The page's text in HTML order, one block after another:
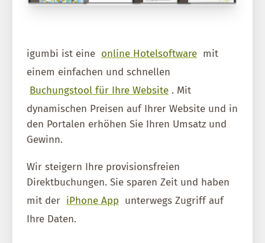
igumbi ist eine online Hotelsoftware mit
einem einfachen und schnellen
Buchungstool für Ihre Website . Mit
dynamischen Preisen auf Ihrer Website und in
den Portalen erhöhen Sie Ihren Umsatz und
Gewinn.
Wir steigern Ihre provisionsfreien
Direktbuchungen. Sie sparen Zeit und haben
mit der iPhone App unterwegs Zugriff auf
Ihre Daten.